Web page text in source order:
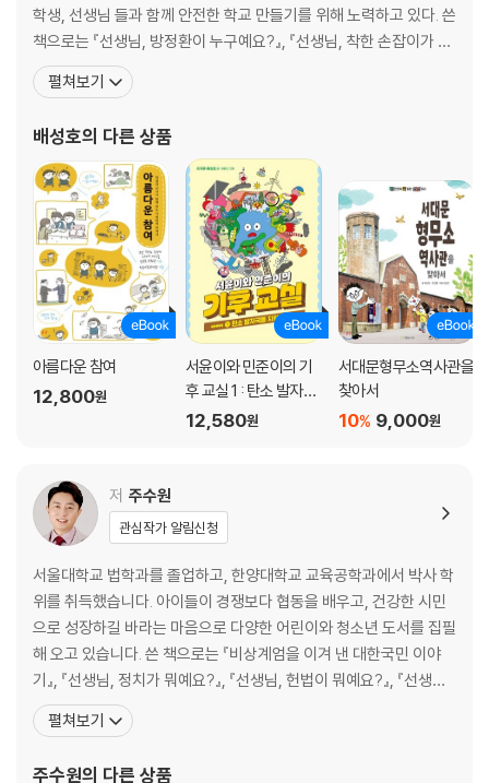
2 보행자를 위한 도시
3 장애인을 위한 도시
4 노동자가 존중받는 도시
★ 톡톡시티: 과거를 기억하는 도시, 역사를 품은 도시
4장 동식물과 함께 살아가는 도시
1 환경과 조화를 이루는 생태도시
2 환경오염 도시에서 생태도시로
3 도시의 빛공해
4 도시농업
★ 톡톡시티: 영화 속 도시 풍경
1 시민이 함께 만들어 가는 도시
2 정이 넘치는 공동체, 도시마을
4 초등학생들이 바꿔 가는 우리 동네
★ 톡톡시티: 미래도시 상상과 현실
학생, 선생님 들과 함께 안전한 학교 만들기를 위해 노력하고 있다. 쓴
책으로는 『선생님, 방정환이 누구예요?』, 『선생님, 착한 손잡이가 뭐
예요?』, 『선생님, 코로나19가 뭐예요?』, 『선생님, 평화가 뭐예요?』,
『꿈을 담은 교문』 등이 있으며, 함께 쓴 책으로 『미래 세대를 위한 과
래 세대를 위한 인공지능 이
펼쳐보기
배성호의 다른 상품
아름다운 참여
12,800원
서윤이와 민준이의 기
후 교실 1 : 탄소 발자국
을 지워라
12,580원
서대문형무소역사관을
찾아서
9,000원
10%
저 주수원
관심작가 알림신청
서울대학교 법학과를 졸업하고, 한양대학교 교육공학과에서 박사 학
위를 취득했습니다. 아이들이 경쟁보다 협동을 배우고, 건강한 시민
으로 성장하길 바라는 마음으로 다양한 어린이와 청소년 도서를 집필
해 오고 있습니다. 쓴 책으로는 『비상계엄을 이겨 낸 대한국민 이야
기』, 『선생님, 정치가 뭐예요?』, 『선생님, 헌법이 뭐예요?』, 『선생님,
경제가 뭐예요?』, 『인간답게 정의롭게, 그래서 헌법이야!』, 『모두, 함
께, 잘, 산다는 것』, 『개념연결 초등 사회 사전』, 『어서 와, 사회적 경
펼쳐보기
주수원의 다른 상품